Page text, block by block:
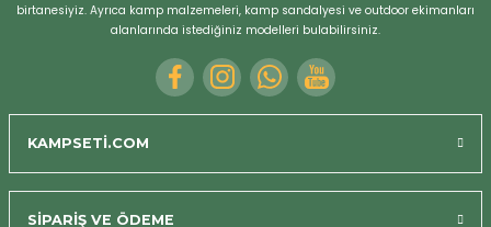
birtanesiyiz. Ayrıca kamp malzemeleri, kamp sandalyesi ve outdoor ekimanları
alanlarında istediğiniz modelleri bulabilirsiniz.
KAMPSETİ.COM
SİPARİŞ VE ÖDEME